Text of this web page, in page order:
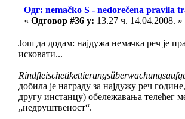
Одг: nemačko S - nedorečena pravila
« Одговор #36 у: 13.27 ч. 14.04.2008. »
Још да додам: најдужа немачка реч је
исковати...
добила је награду за најдужу реч
другу инстанцу) обележавања телећег
„недруштвеност“.